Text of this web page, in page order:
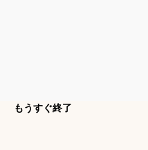
もうすぐ終了